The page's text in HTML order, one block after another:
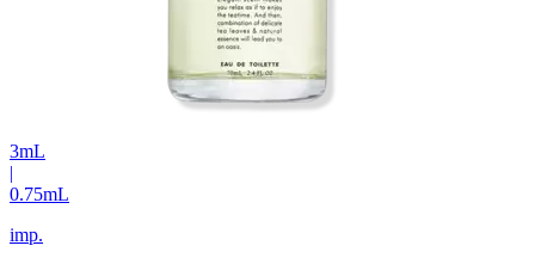
3mL
|
0.75mL
imp.